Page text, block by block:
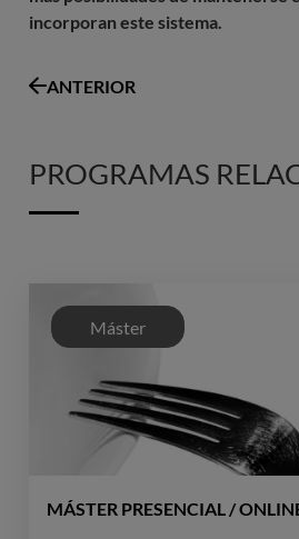
incorporan este sistema.
ANTERIOR
PROGRAMAS
MÁSTER PRESENCIAL /
Máster